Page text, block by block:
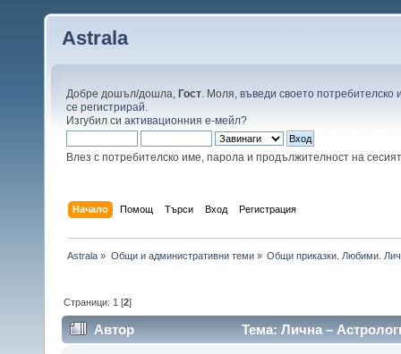
Astrala
Добре дошъл/дошла, Гост . Моля, въведи своето потребителско
се регистрирай
Изгубил си активационния е-мейл?
Влез с потребителско име, парола и продължителност на
Начало Помощ Търси Вход Регистрация
Astrala » Общи и административни теми» Общи приказки. Любими.
Страници: 1 [2]
Автор Тема: Лична –